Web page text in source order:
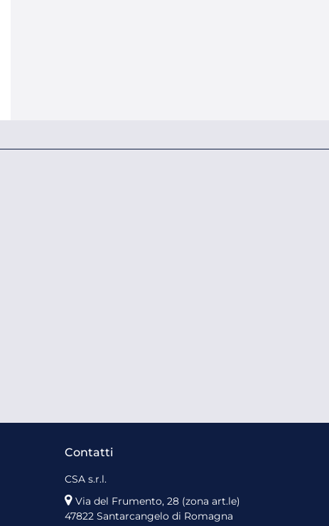
Contatti
CSA s.r.l.
Via del Frumento, 28 (zona art.le)
47822 Santarcangelo di Romagna